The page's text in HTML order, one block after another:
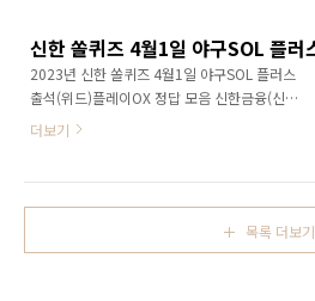
2023년 신한 쏠퀴즈 4월1일 야구SOL 플러스
출석(위드)플레이OX 정답 모음 신한금융(신한
카드, 신한은행) 쏠야구 쏠퀴즈, OX퀴즈, 출석퀴
더보기
목록 더보기